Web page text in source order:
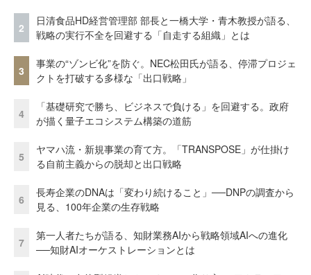
2
日清食品HD経営管理部 部長と一橋大学・青木教授が語る、
戦略の実行不全を回避する「自走する組織」とは
3
事業の“ゾンビ化”を防ぐ。NEC松田氏が語る、停滞プロジェ
クトを打破する多様な「出口戦略」
4
「基礎研究で勝ち、ビジネスで負ける」を回避する。政府
が描く量子エコシステム構築の道筋
5
ヤマハ流・新規事業の育て方。「TRANSPOSE」が仕掛け
る自前主義からの脱却と出口戦略
6
長寿企業のDNAは「変わり続けること」──DNPの調査から
見る、100年企業の生存戦略
7
第一人者たちが語る、知財業務AIから戦略領域AIへの進化
──知財AIオーケストレーションとは